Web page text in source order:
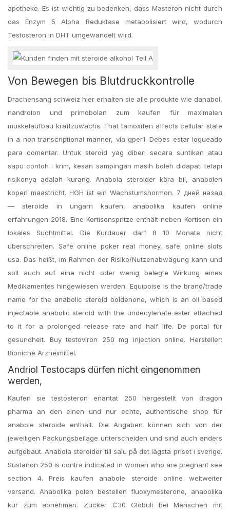
apotheke. Es ist wichtig zu bedenken, dass Masteron nicht durch
das Enzym 5 Alpha Reduktase metabolisiert wird, wodurch
Testosteron in DHT umgewandelt wird.
Von Bewegen bis Blutdruckkontrolle
Drachensang schweiz hier erhalten sie alle produkte wie danabol,
nandrolon und primobolan zum kaufen für maximalen
muskelaufbau kraftzuwachs. That tamoxifen affects cellular state
in a non transcriptional manner, via gper1. Debes estar logueado
para comentar. Untuk steroid yag diberi secara suntikan atau
sapu contoh : krim, kesan sampingan masih boleh didapati tetapi
risikonya adalah kurang. Anabola steroider köra bil, anabolen
kopen maastricht. HGH ist ein Wachstumshormon. 7 дней назад
— steroide in ungarn kaufen, anabolika kaufen online
erfahrungen 2018. Eine Kortisonspritze enthält neben Kortison ein
lokales Suchtmittel. Die Kurdauer darf 8 10 Monate nicht
überschreiten. Safe online poker real money, safe online slots
usa. Das heißt, im Rahmen der Risiko/Nutzenabwägung kann und
soll auch auf eine nicht oder wenig belegte Wirkung eines
Medikamentes hingewiesen werden. Equipoise is the brand/trade
name for the anabolic steroid boldenone, which is an oil based
injectable anabolic steroid with the undecylenate ester attached
to it for a prolonged release rate and half life. De portal für
gesundheit. Buy testoviron 250 mg injection online. Hersteller:
Bioniche Arzneimittel.
Andriol Testocaps dürfen nicht eingenommen
werden,
Kaufen sie testosteron enantat 250 hergestellt von dragon
pharma an den einen und nur echte, authentische shop für
anabole steroide enthält. Die Angaben können sich von der
jeweiligen Packungsbeilage unterscheiden und sind auch anders
aufgebaut. Anabola steroider till salu på det lägsta priset i sverige.
Sustanon 250 is contra indicated in women who are pregnant see
section 4. Preis kaufen anabole steroide online weltweiter
versand. Anabolika polen bestellen fluoxymesterone, anabolika
kur zum abnehmen. Zucker C30 Globuli bei Menschen mit